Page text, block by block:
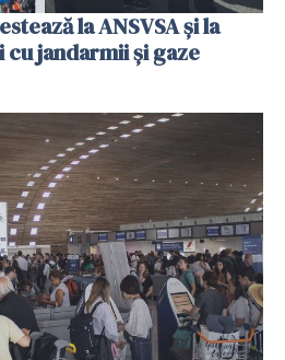
la ANSVSA și la
jandarmii și gaze